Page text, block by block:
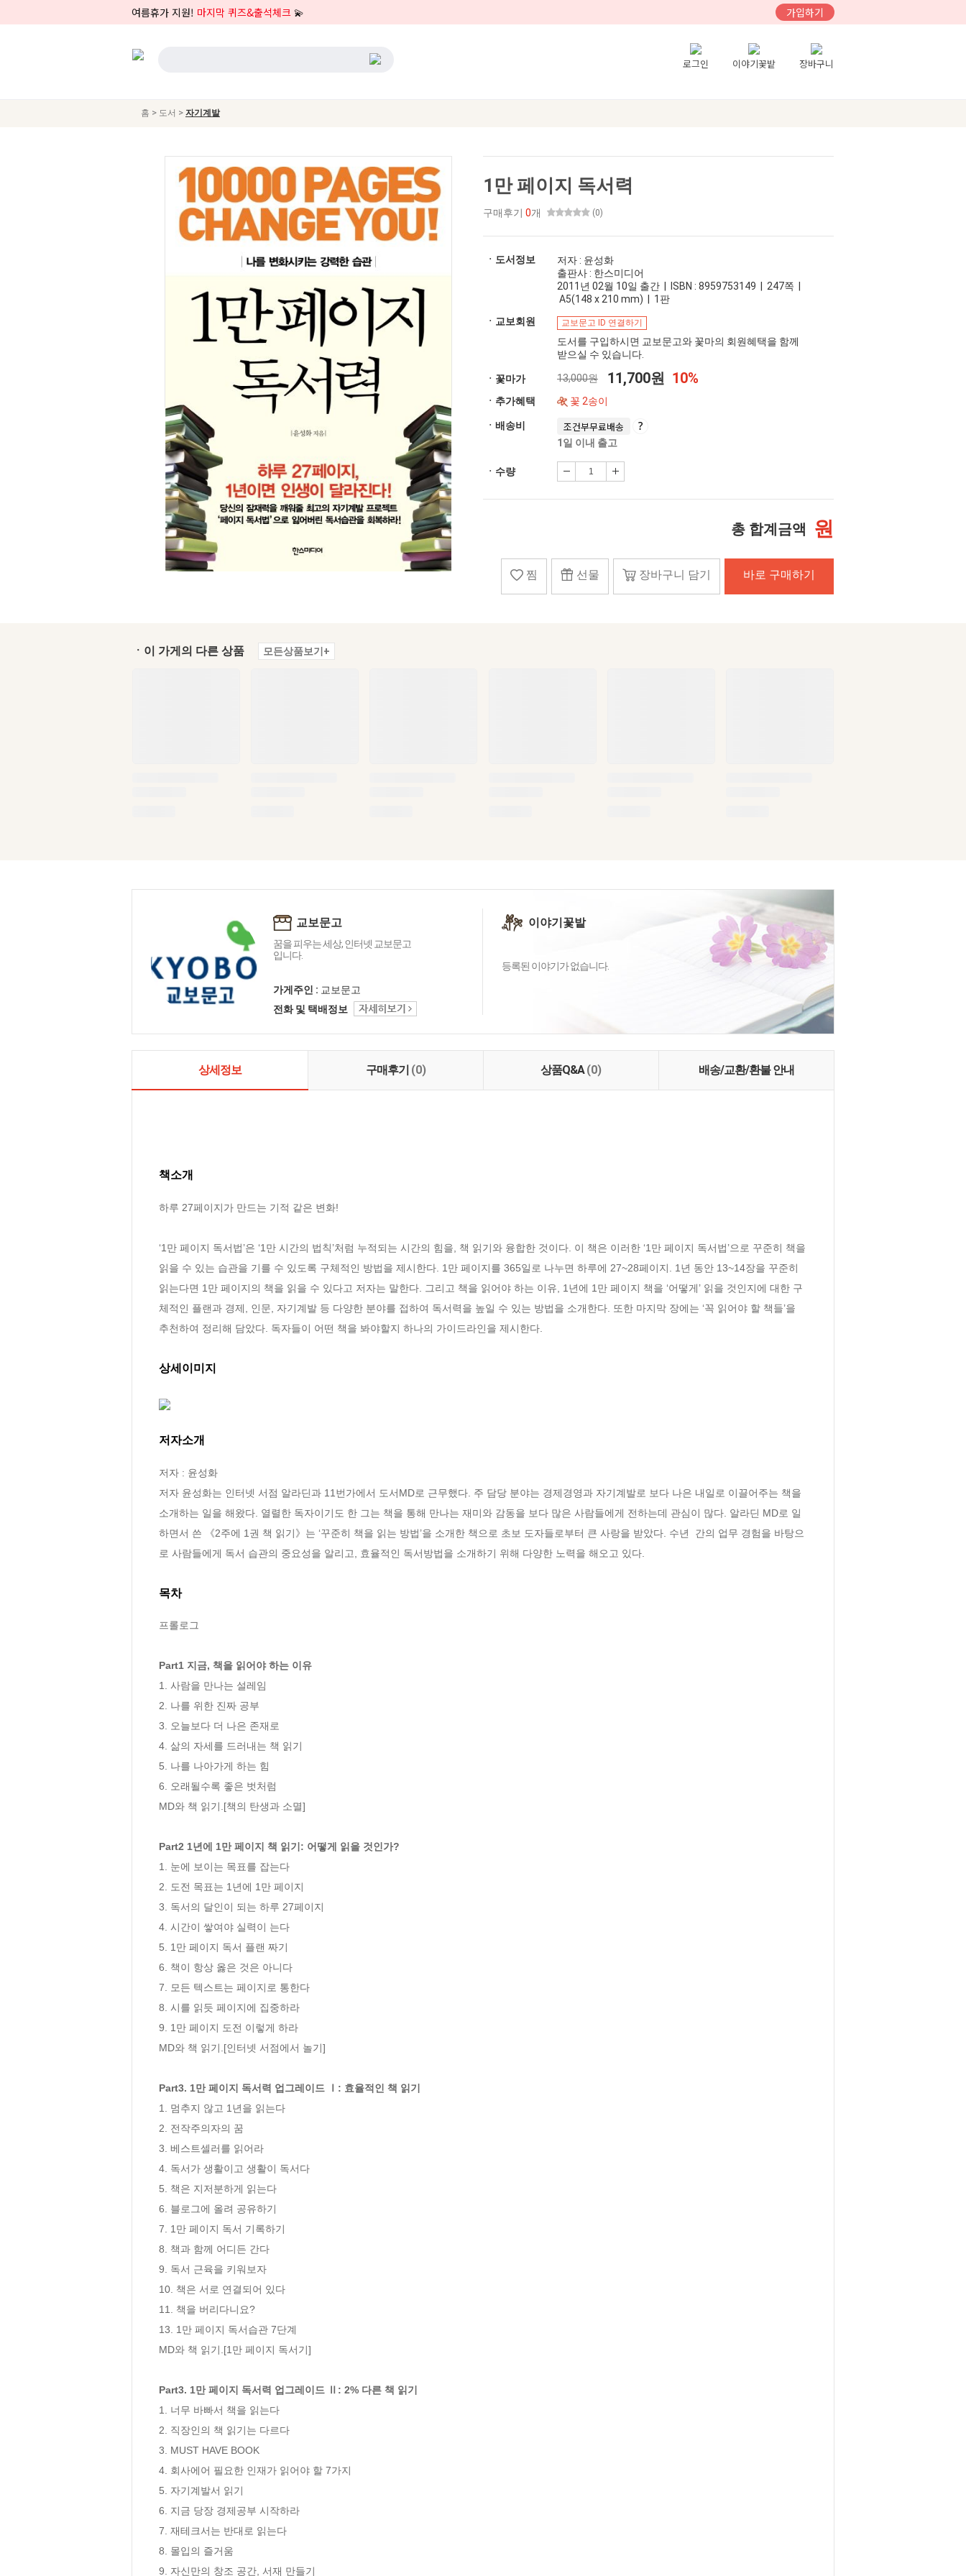
여름휴가 지원! 마지막 퀴즈&출석체크 💫 가입하기
로그인 이야기꽃밭 장바구니
홈 > 도서 > 자기계발
1만 페이지 독서력
구매후기 0개 (0)
ㆍ도서정보
저자 : 윤성화
출판사 : 한스미디어
2011년 02월 10일 출간 | ISBN : 8959753149 | 247쪽 |
A5(148 x 210 mm) | 1판
ㆍ교보회원
교보문고 ID 연결하기
도서를 구입하시면 교보문고와 꽃마의 회원혜택을 함께
받으실 수 있습니다.
ㆍ꽃마가 13,000원 11,700원 10%
ㆍ추가혜택 꽃 2송이
ㆍ배송비 조건부무료배송
1일 이내 출고
ㆍ수량
총 합계금액 원
찜 선물 장바구니 담기 바로 구매하기
ㆍ이 가게의 다른 상품 모든상품보기+
교보문고
꿈을 피우는 세상, 인터넷 교보문고
입니다.
가게주인 : 교보문고
전화 및 택배정보
이야기꽃밭
등록된 이야기가 없습니다.
상세정보 구매후기 (0) 상품Q&A(0) 배송/교환/환불 안내
책소개
하루 27페이지가 만드는 기적 같은 변화!
‘1만 페이지 독서법’은 ‘1만 시간의 법칙’처럼 누적되는 시간의 힘을, 책 읽기와 융합한 것이다. 이 책은 이러한 ‘1만 페이지 독서법’으로 꾸준히 책을
읽을 수 있는 습관을 기를 수 있도록 구체적인 방법을 제시한다. 1만 페이지를 365일로 나누면 하루에 27~28페이지. 1년 동안 13~14장을 꾸준히
읽는다면 1만 페이지의 책을 읽을 수 있다고 저자는 말한다. 그리고 책을 읽어야 하는 이유, 1년에 1만 페이지 책을 ‘어떻게’ 읽을 것인지에 대한 구
체적인 플랜과 경제, 인문, 자기계발 등 다양한 분야를 접하여 독서력을 높일 수 있는 방법을 소개한다. 또한 마지막 장에는 ‘꼭 읽어야 할 책들’을
추천하여 정리해 담았다. 독자들이 어떤 책을 봐야할지 하나의 가이드라인을 제시한다.
상세이미지
저자소개
저자 : 윤성화
저자 윤성화는 인터넷 서점 알라딘과 11번가에서 도서MD로 근무했다. 주 담당 분야는 경제경영과 자기계발로 보다 나은 내일로 이끌어주는 책을
소개하는 일을 해왔다. 열렬한 독자이기도 한 그는 책을 통해 만나는 재미와 감동을 보다 많은 사람들에게 전하는데 관심이 많다. 알라딘 MD로 일
하면서 쓴 《2주에 1권 책 읽기》는 ‘꾸준히 책을 읽는 방법’을 소개한 책으로 초보 도자들로부터 큰 사랑을 받았다. 수년  간의 업무 경험을 바탕으
로 사람들에게 독서 습관의 중요성을 알리고, 효율적인 독서방법을 소개하기 위해 다양한 노력을 해오고 있다.
목차
프롤로그
Part1 지금, 책을 읽어야 하는 이유
1. 사람을 만나는 설레임
2. 나를 위한 진짜 공부
3. 오늘보다 더 나은 존재로
4. 삶의 자세를 드러내는 책 읽기
5. 나를 나아가게 하는 힘
6. 오래될수록 좋은 벗처럼
MD와 책 읽기.[책의 탄생과 소멸]
Part2 1년에 1만 페이지 책 읽기: 어떻게 읽을 것인가?
1. 눈에 보이는 목표를 잡는다
2. 도전 목표는 1년에 1만 페이지
3. 독서의 달인이 되는 하루 27페이지
4. 시간이 쌓여야 실력이 는다
5. 1만 페이지 독서 플랜 짜기
6. 책이 항상 옳은 것은 아니다
7. 모든 텍스트는 페이지로 통한다
8. 시를 읽듯 페이지에 집중하라
9. 1만 페이지 도전 이렇게 하라
MD와 책 읽기.[인터넷 서점에서 놀기]
Part3. 1만 페이지 독서력 업그레이드 Ⅰ: 효율적인 책 읽기
1. 멈추지 않고 1년을 읽는다
2. 전작주의자의 꿈
3. 베스트셀러를 읽어라
4. 독서가 생활이고 생활이 독서다
5. 책은 지저분하게 읽는다
6. 블로그에 올려 공유하기
7. 1만 페이지 독서 기록하기
8. 책과 함께 어디든 간다
9. 독서 근육을 키워보자
10. 책은 서로 연결되어 있다
11. 책을 버리다니요?
13. 1만 페이지 독서습관 7단계
MD와 책 읽기.[1만 페이지 독서기]
Part3. 1만 페이지 독서력 업그레이드 Ⅱ: 2% 다른 책 읽기
1. 너무 바빠서 책을 읽는다
2. 직장인의 책 읽기는 다르다
3. MUST HAVE BOOK
4. 회사에어 필요한 인재가 읽어야 할 7가지
5. 자기계발서 읽기
6. 지금 당장 경제공부 시작하라
7. 재테크서는 반대로 읽는다
8. 몰입의 즐거움
9. 자신만의 창조 공간, 서재 만들기